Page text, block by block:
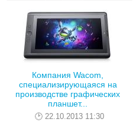
Компания Wacom,
специализирующаяся на
производстве графических
планшет...
22.10.2013 11:30